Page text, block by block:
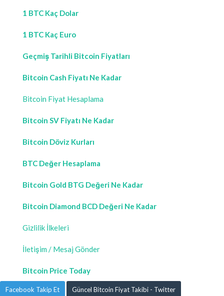
1 BTC Kaç Dolar
1 BTC Kaç Euro
Geçmiş Tarihli Bitcoin Fiyatları
Bitcoin Cash Fiyatı Ne Kadar
Bitcoin Fiyat Hesaplama
Bitcoin SV Fiyatı Ne Kadar
Bitcoin Döviz Kurları
BTC Değer Hesaplama
Bitcoin Gold BTG Değeri Ne Kadar
Bitcoin Diamond BCD Değeri Ne Kadar
Gizlilik İlkeleri
İletişim / Mesaj Gönder
Bitcoin Price Today
Facebook Takip Et Güncel Bitcoin Fiyat Takibi - Twitter